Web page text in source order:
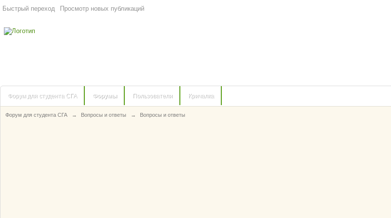
Быстрый переход Просмотр новых публикаций
Форум для студента СГА Форумы Пользователи Кричалка
Форум для студента СГА → Вопросы и ответы → Вопросы и ответы